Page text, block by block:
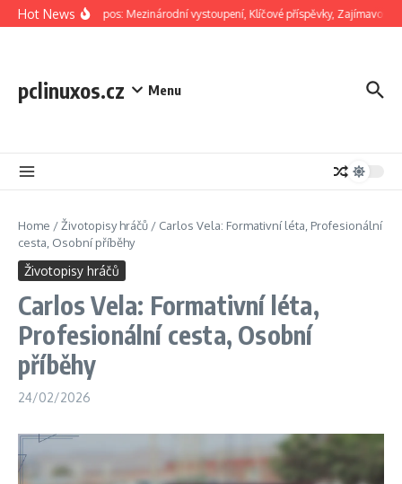
Skip to content
Hot News
Jorge Campos: Mezinárodní vystoupení, Klíčové příspěvky, Zajímavosti z
pclinuxos.cz Menu
Home /Životopisy hráčů / Carlos Vela: Formativní léta, Profesionální
cesta, Osobní příběhy
Životopisy hráčů
Carlos Vela: Formativní léta,
Profesionální cesta, Osobní
příběhy
24/02/2026